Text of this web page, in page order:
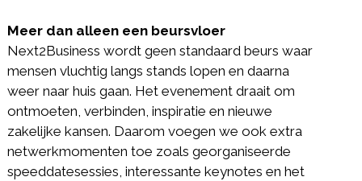
Meer dan alleen een beursvloer
Next2Business wordt geen standaard beurs waar
mensen vluchtig langs stands lopen en daarna
weer naar huis gaan. Het evenement draait om
ontmoeten, verbinden, inspiratie en nieuwe
zakelijke kansen. Daarom voegen we ook extra
netwerkmomenten toe zoals georganiseerde
speeddatesessies, interessante keynotes en het